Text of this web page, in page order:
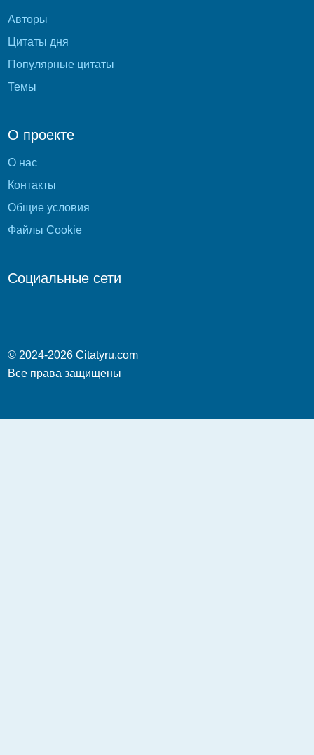
Авторы
Цитаты дня
Популярные цитаты
Темы
О проекте
О нас
Контакты
Общие условия
Файлы Cookie
Социальные сети
© 2024-2026 Citatyru.com
Все права защищены